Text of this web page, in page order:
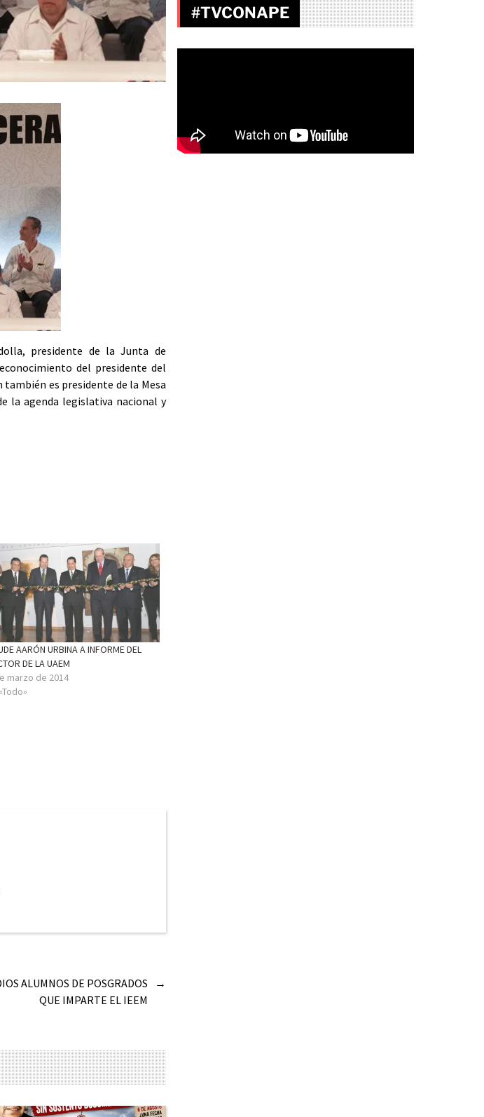
presidente de la Junta de
del presidente del
también es presidente de la Mesa
la agenda legislativa nacional y
AARÓN URBINA A INFORME DEL
DE LA UAEM
marzo de 2014
→
ALUMNOS DE POSGRADOS
QUE IMPARTE EL IEEM
#TVCONAPE